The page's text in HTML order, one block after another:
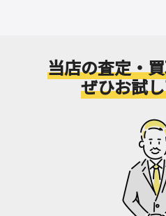
当店の査定・
ぜひお試